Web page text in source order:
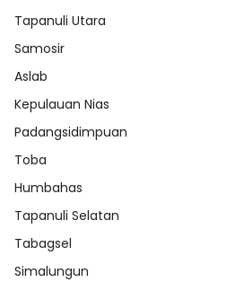
Tapanuli Utara
Samosir
Aslab
Kepulauan Nias
Padangsidimpuan
Toba
Humbahas
Tapanuli Selatan
Tabagsel
Simalungun